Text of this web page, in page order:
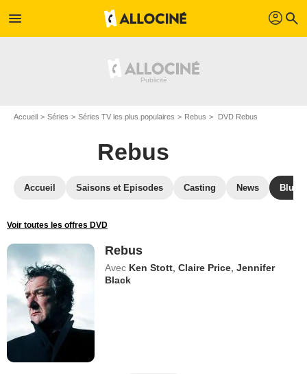
menu profil search
Accueil Séries Séries TV les plus populaires Rebus DVD Rebus
Rebus
Accueil Saisons et Episodes Casting News Blu-
Voir toutes les offres DVD
Rebus
Avec Ken Stott ,Claire Price ,Jennifer
Black